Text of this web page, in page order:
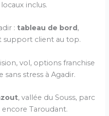
inclus.
:tableau de bord ,
support client au top.
vol, options franchise
stress à Agadir.
, vallée du Souss, parc
encore Taroudant.